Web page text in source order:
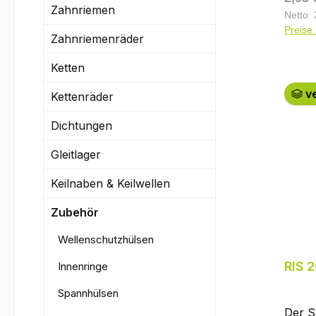
Zahnriemen
Zahnriemenräder
Ketten
Kettenräder
Dichtungen
Gleitlager
Keilnaben & Keilwellen
Zubehör
Wellenschutzhülsen
Innenringe
Spannhülsen
der
und
sitzt
Netto:
Preise
RIS
Der